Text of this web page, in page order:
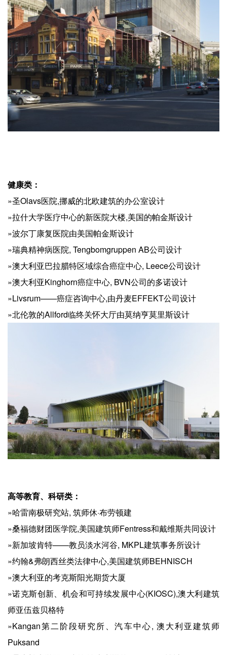
健康类：
»圣Olavs医院,挪威的北欧建筑的办公室设计
»拉什大学医疗中心的新医院大楼,美国的帕金斯设计
»波尔丁康复医院由美国帕金斯设计
»瑞典精神病医院, Tengbomgruppen AB公司设计
»澳大利亚巴拉腊特区域综合癌症中心, Leece公司设计
»澳大利亚Kinghorn癌症中心, BVN公司的多诺设计
»Livsrum——癌症咨询中心,由丹麦EFFEKT公司设计
»北伦敦的Allford临终关怀大厅由莫纳亨莫里斯设计
高等教育、科研类：
»哈雷南极研究站, 筑师休·布劳顿建
»桑福德财团医学院,美国建筑师Fentress和戴维斯共同设计
»新加坡肯特——教员淡水河谷, MKPL建筑事务所设计
»约翰&弗朗西丝类法律中心,美国建筑师BEHNISCH
»澳大利亚的考克斯阳光期货大厦
»诺克斯创新、机会和可持续发展中心(KIOSC),澳大利建筑
师亚伍兹贝格特
»Kangan第二阶段研究所、汽车中心, 澳大利亚建筑师
Puksand